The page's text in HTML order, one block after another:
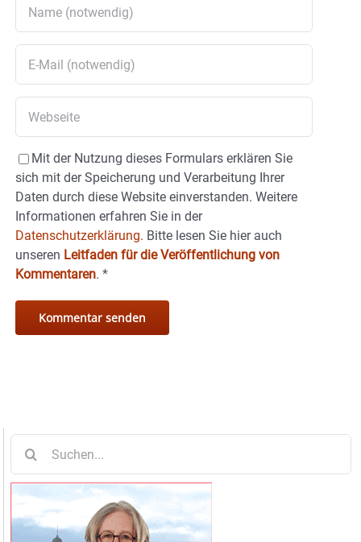
Mit der Nutzung dieses Formulars erklären Sie
sich mit der Speicherung und Verarbeitung Ihrer
Daten durch diese Website einverstanden. Weitere
Informationen erfahren Sie in der
Datenschutzerklärung. Bitte lesen Sie hier auch
unseren Leitfaden für die Veröffentlichung von
Kommentaren. *
nach: